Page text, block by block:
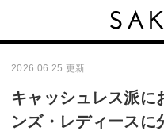
2026.06.25 更新
キャッシュレス派に
ンズ・レディースに